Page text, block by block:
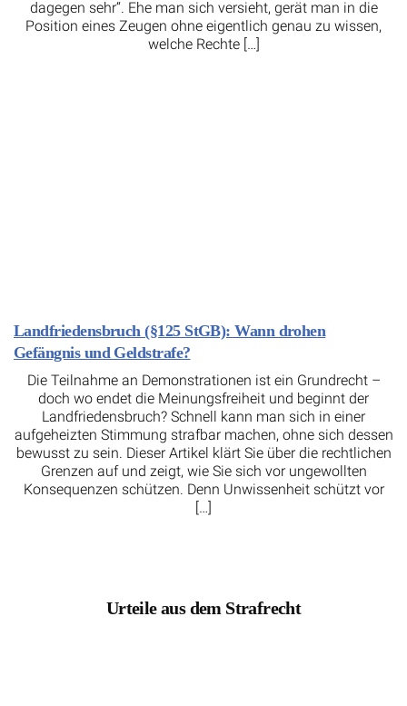
dagegen sehr“. Ehe man sich versieht, gerät man in die
Position eines Zeugen ohne eigentlich genau zu wissen,
welche Rechte […]
Landfriedensbruch (§125 StGB): Wann drohen
Gefängnis und Geldstrafe?
Die Teilnahme an Demonstrationen ist ein Grundrecht –
doch wo endet die Meinungsfreiheit und beginnt der
Landfriedensbruch? Schnell kann man sich in einer
aufgeheizten Stimmung strafbar machen, ohne sich dessen
bewusst zu sein. Dieser Artikel klärt Sie über die rechtlichen
Grenzen auf und zeigt, wie Sie sich vor ungewollten
Konsequenzen schützen. Denn Unwissenheit schützt vor
[…]
Urteile aus dem Strafrecht